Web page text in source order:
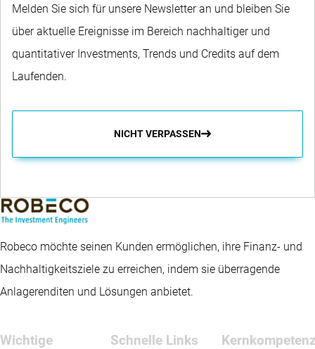
Melden Sie sich für unsere Newsletter an und bleiben Sie
über aktuelle Ereignisse im Bereich nachhaltiger und
quantitativer Investments, Trends und Credits auf dem
Laufenden.
NICHT VERPASSEN
Robeco möchte seinen Kunden ermöglichen, ihre Finanz- und
Nachhaltigkeitsziele zu erreichen, indem sie überragende
Anlagerenditen und Lösungen anbietet.
Wichtige
Schnelle Links